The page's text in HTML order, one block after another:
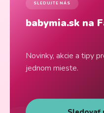
SLEDUJTE NÁS
babymia.sk na
Novinky, akcie a tipy
jednom mieste.